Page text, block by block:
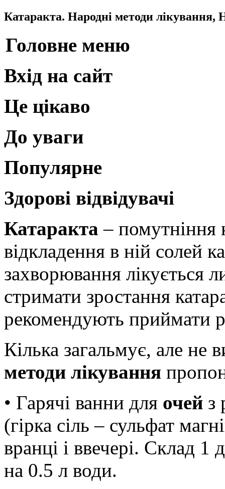
Катаракта. Народні методи лікування,
Головне меню
Вхід на сайт
Це цікаво
До уваги
Популярне
Здорові відвідувачі
Катаракта– помутніння
відкладення в ній солей
захворювання
стримати зростання
рекомендують приймати
Кілька загальмує, але не
методи лікування
• Гарячі ванни для очей з
(гірка сіль – сульфат
вранці і ввечері. Склад 1
на 0.5 л води.